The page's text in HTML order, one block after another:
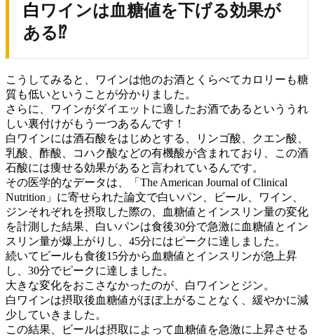
白ワインは血糖値を下げる効果が
ある⁉
こうしてみると、ワインは他のお酒とくらべてカロリーも糖
質も低いということが分かりました。
さらに、ワインがダイエットに適したお酒であるといううれ
しい裏付けがもう一つあるんです！
白ワインには酒石酸をはじめとする、リンゴ酸、クエン酸、
乳酸、酢酸、コハク酸などの有機酸が含まれており、この酒
石酸には痩せる効果があると言われているんです。
その医学的なデータは、「The American Journal of Clinical
Nutrition」に寄せられた論文で白いパン、ビール、ワイン、
ジンそれぞれを摂取した際の、血糖値とインスリン量の変化
を計測した結果、白いパンは食後30分で急激に血糖値とイン
スリン量が爆上がりし、45分にはピークに達しました。
続いてビールも食後15分から血糖値とインスリンが急上昇
し、30分でピークに達しました。
大きな変化をおこさなかったのが、白ワインとジン。
白ワインは摂取後血糖値がほぼ上がることなく、緩やかに減
少していきました。
この結果、ビールは摂取によって血糖値を急激に上昇させる